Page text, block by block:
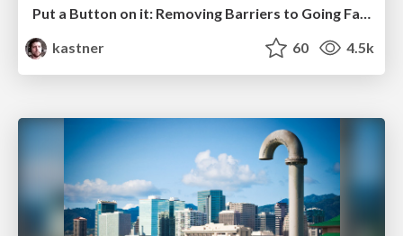
Put a Button on it: Removing Barriers to Going Fast.
kastner
60 4.5k